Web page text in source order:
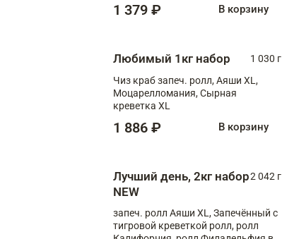
1 379 ₽ В корзину
Любимый 1кг набор
1 030 г
Чиз краб запеч. ролл, Аяши XL,
Моцарелломания, Сырная
креветка XL
1 886 ₽ В корзину
Лучший день, 2кг набор
NEW
2 042 г
запеч. ролл Аяши XL, Запечённый с
тигровой креветкой ролл, ролл